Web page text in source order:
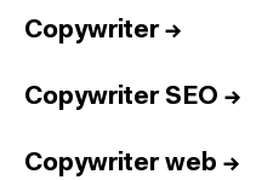
Copywriter→
Copywriter SEO →
Copywriter web →